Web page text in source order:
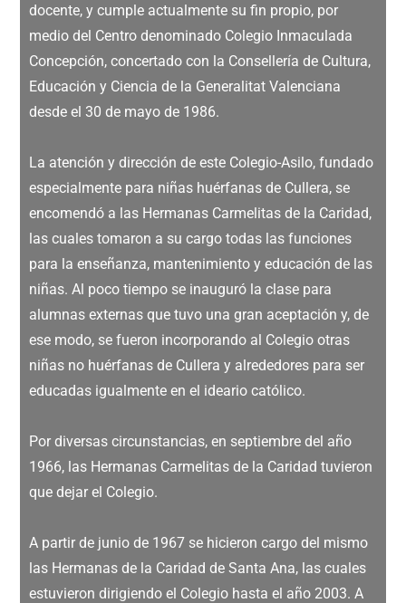
docente, y cumple actualmente su fin propio, por
medio del Centro denominado Colegio Inmaculada
Concepción, concertado con la Consellería de Cultura,
Educación y Ciencia de la Generalitat Valenciana
desde el 30 de mayo de 1986.
La atención y dirección de este Colegio-Asilo, fundado
especialmente para niñas huérfanas de Cullera, se
encomendó a las Hermanas Carmelitas de la Caridad,
las cuales tomaron a su cargo todas las funciones
para la enseñanza, mantenimiento y educación de las
niñas. Al poco tiempo se inauguró la clase para
alumnas externas que tuvo una gran aceptación y, de
ese modo, se fueron incorporando al Colegio otras
niñas no huérfanas de Cullera y alrededores para ser
educadas igualmente en el ideario católico.
Por diversas circunstancias, en septiembre del año
1966, las Hermanas Carmelitas de la Caridad tuvieron
que dejar el Colegio.
A partir de junio de 1967 se hicieron cargo del mismo
las Hermanas de la Caridad de Santa Ana, las cuales
estuvieron dirigiendo el Colegio hasta el año 2003. A